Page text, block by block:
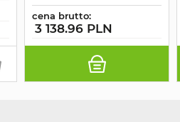
cena brutto:
3 138.96 PLN